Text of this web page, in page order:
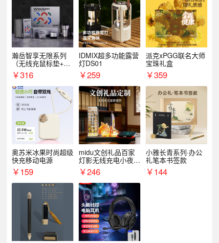
瀚岳智享无限系列
（无线充鼠标垫+飞
利浦音响+乐扣咖啡
杯）
￥316
IDMIX超多功能露营
灯DS01
￥259
派克xPGG联名大师
宝珠礼盒
￥359
奥苏米冰果时尚超级
快充移动电源
￥159
midu文创礼品百家
灯影无线充电小夜灯
纪念礼品定制
￥246
小雅长青系列·办公
礼笔本书签款
￥144